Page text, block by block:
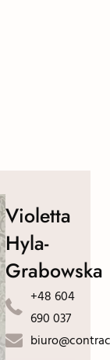
Violetta
Hyla-
Grabowska
+48 604
690 037